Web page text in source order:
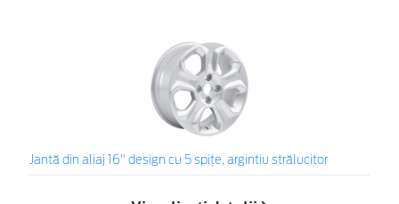
Jantă din aliaj 16" design cu 5 spițe, argintiu strălucitor